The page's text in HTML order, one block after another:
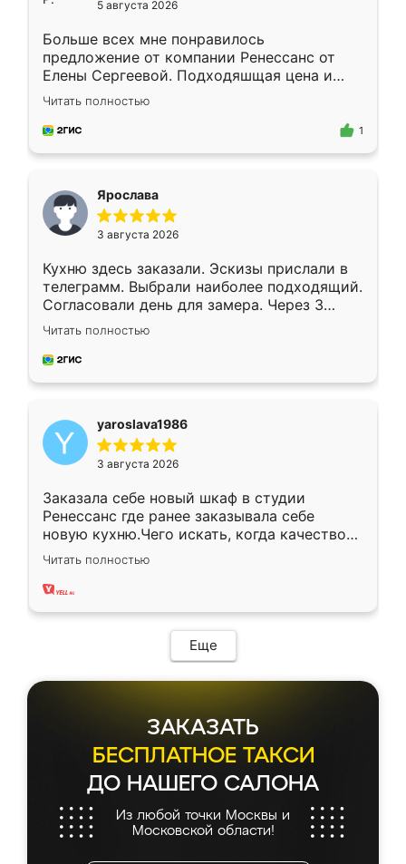
5 августа 2026
Больше всех мне понравилось
предложение от компании Ренессанс от
Елены Сергеевой. Подходяшщая цена и
короткие сроки изготовления. Приехавший
для замера сотрудник Владислав
предложил по моему эскизу самый
Читать полностью
1
Ярослава
3 августа 2026
Кухню здесь заказали. Эскизы прислали в
телеграмм. Выбрали наиболее подходящий.
Согласовали день для замера. Через 3
недели кухня была уже готова. Остались
довольны работой. Спасибо Ренессанс
мебель за качественную работу!
Читать полностью
yaroslava1986
3 августа 2026
Заказала себе новый шкаф в студии
Ренессанс где ранее заказывала себе
новую кухню.Чего искать, когда качеством
вполне довольна. Служит кухня уже почти
два года, нареканий нет.
Читать полностью
Еще
ЗАКАЗАТЬ
БЕСПЛАТНОЕ ТАКСИ
ДО НАШЕГО САЛОНА
Из любой точки Москвы и
Московской области!